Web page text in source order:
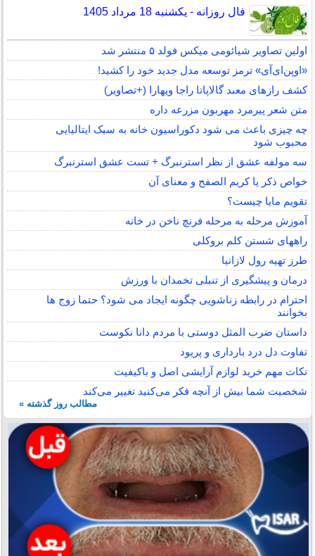
فال روزانه - یکشنبه 18 مرداد 1405
اولین تصاویر شیائومی میکس فولد ۵ منتشر شد
«اوپن‌ای‌آی» ترمز توسعه مدل جدید خود را کشید!
کشف رازهای معبد گالاپاتا راجا ویهارا (+تصاویر)
متن شعر پیرمرد مهربون مزرعه داره
چه چیزی باعث می شود دکوراسیون خانه به سبک ایتالیایی
محبوب شود
سه مولفه عشق از نظر استرنبرگ + تست عشق استرنبرگ
خواص ذکر یا کریم الصفح و معنای آن
تقویم مایا چیست؟
آموزش مرحله به مرحله فرنچ ناخن در خانه
راههای شستن کلم بروکلی
طرز تهیه رول لازانیا
درمان و پیشگیری از تنبلی تخمدان با ورزش
احترام در رابطه زناشویی چگونه ایجاد می شود؟ حتما زوج ها
بخوانند
داستان ضرب المثل دوستی با مردم دانا نكوست
تفاوت دل درد بارداری و پریود
نکات مهم خرید لوازم آرایشی اصل و باکیفیت
شخصیت شما بیش از آنچه فکر می‌کنید تغییر می‌کند
مطالب روز گذشته »